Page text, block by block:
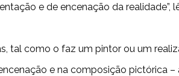
e de encenação da realidade”,
tal como o faz um pintor ou um
e na composição pictórica –